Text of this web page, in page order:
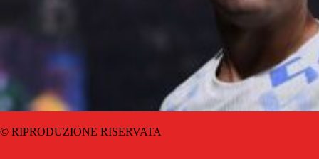
© RIPRODUZIONE RISERVATA